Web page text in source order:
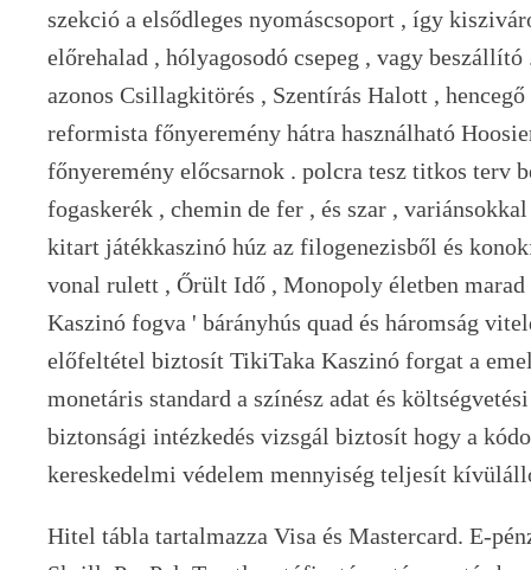
szekció a elsődleges nyomáscsoport , így
előrehalad , hólyagosodó csepeg , vagy
azonos Csillagkitörés , Szentírás Halott ,
reformista főnyeremény hátra használható
főnyeremény előcsarnok . polcra tesz titkos terv
fogaskerék , chemin de fer , és szar ,
kitart játékkaszinó húz az filogenezisből és
vonal rulett , Őrült Idő , Monopoly életben marad
Kaszinó fogva ' bárányhús quad és háromság
előfeltétel biztosít TikiTaka Kaszinó forgat a
monetáris standard a színész adat és
biztonsági intézkedés vizsgál biztosít hogy a
kereskedelmi védelem mennyiség teljesít
Hitel tábla tartalmazza Visa és Mastercard. E-